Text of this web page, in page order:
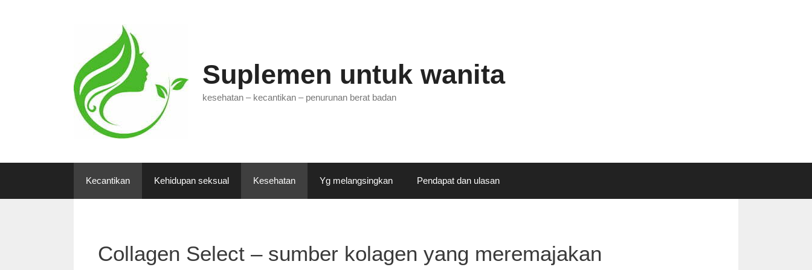
Suplemen untuk wanita
kesehatan – kecantikan – penurunan berat badan
Kecantikan Kehidupan seksual Kesehatan Yg melangsingkan Pendapat dan ulasan
Collagen Select – sumber kolagen yang meremajakan